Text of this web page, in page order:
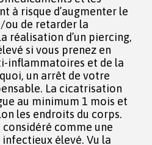
à risque d’augmenter le
ou de retarder la
réalisation d’un piercing,
si vous prenez en
inflammatoires et de la
un arrêt de votre
La cicatrisation
au minimum 1 mois et
les endroits du corps.
comme une
élevé. Vu la